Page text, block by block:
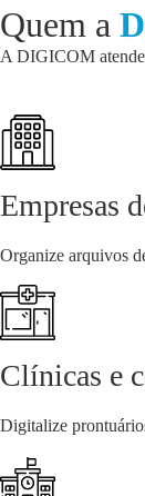
Quem a
A DIGICOM atende
Empresas
Organize arquivos
Clínicas e
Digitalize